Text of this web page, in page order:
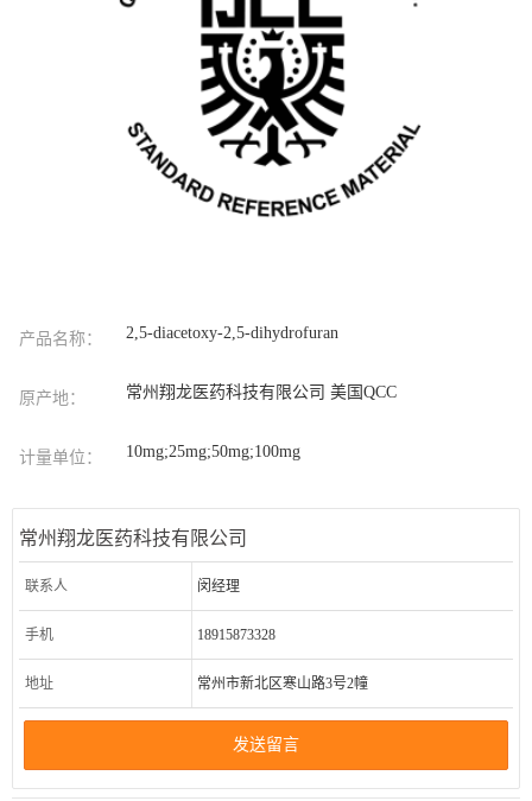
产品名称： 2,5-diacetoxy-2,5-dihydrofuran
原产地： 常州翔龙医药科技有限公司 美国QCC
计量单位： 10mg;25mg;50mg;100mg
常州翔龙医药科技有限公司
联系人 闵经理
手机 18915873328
地址 常州市新北区寒山路3号2幢
发送留言